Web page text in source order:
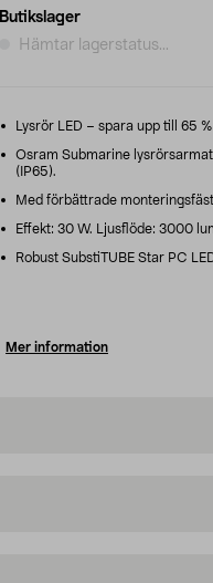
Butikslager
Hämtar lagerstatus...
Lysrör LED – spara upp till 65
Osram Submarine
(IP65).
Med förbättrade
Effekt: 30 W. Ljusflöde: 3000
Robust SubstiTUBE Star PC
Mer information